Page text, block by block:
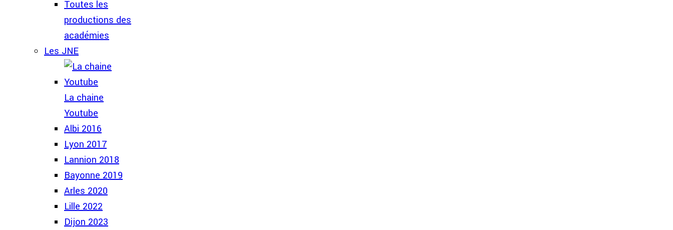
Toutes les
productions des
académies
Les JNE
La chaine
Youtube
Albi 2016
Lyon 2017
Lannion 2018
Bayonne 2019
Arles 2020
Lille 2022
Dijon 2023